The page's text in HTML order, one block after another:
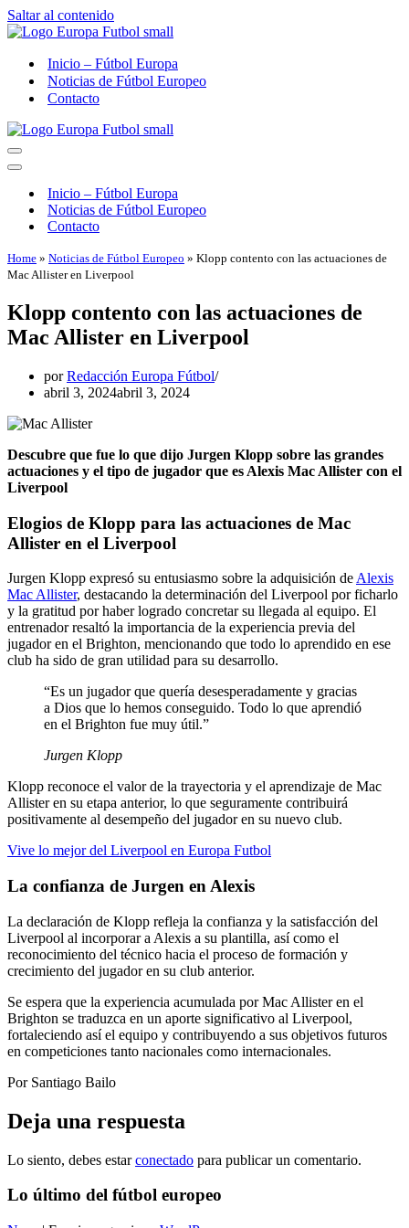
Saltar al contenido
Inicio – Fútbol Europa
Noticias de Fútbol Europeo
Contacto
Menú
de
Menú
navegaciónInicio – Fútbol Europa
Noticias de Fútbol Europeo
Contacto
Home » Noticias de Fútbol Europeo » Klopp contento con las actuaciones de
Mac Allister en Liverpool
Klopp contento con las actuaciones de
Mac Allister en Liverpool
porRedacción Europa Fútbol
abril 3, 2024abril 3, 2024
Descubre que fue lo que dijo Jurgen Klopp sobre las grandes
actuaciones y el tipo de jugador que es Alexis Mac Allister con el
Liverpool
Elogios de Klopp para las actuaciones de Mac
Allister en el Liverpool
Jurgen Klopp expresó su entusiasmo sobre la adquisición de Alexis
Mac Allister, destacando la determinación del Liverpool por ficharlo
y la gratitud por haber logrado concretar su llegada al equipo. El
entrenador resaltó la importancia de la experiencia previa del
jugador en el Brighton, mencionando que todo lo aprendido en ese
club ha sido de gran utilidad para su desarrollo.
“Es un jugador que quería desesperadamente y gracias
a Dios que lo hemos conseguido. Todo lo que aprendió
en el Brighton fue muy útil.”
Jurgen Klopp
Klopp reconoce el valor de la trayectoria y el aprendizaje de Mac
Allister en su etapa anterior, lo que seguramente contribuirá
positivamente al desempeño del jugador en su nuevo club.
Vive lo mejor del Liverpool en Europa Futbol
La confianza de Jurgen en Alexis
La declaración de Klopp refleja la confianza y la satisfacción del
Liverpool al incorporar a Alexis a su plantilla, así como el
reconocimiento del técnico hacia el proceso de formación y
crecimiento del jugador en su club anterior.
Se espera que la experiencia acumulada por Mac Allister en el
Brighton se traduzca en un aporte significativo al Liverpool,
fortaleciendo así el equipo y contribuyendo a sus objetivos futuros
en competiciones tanto nacionales como internacionales.
Por Santiago Bailo
Deja una respuesta
Lo siento, debes estarconectado para publicar un comentario.
Lo último del fútbol europeo